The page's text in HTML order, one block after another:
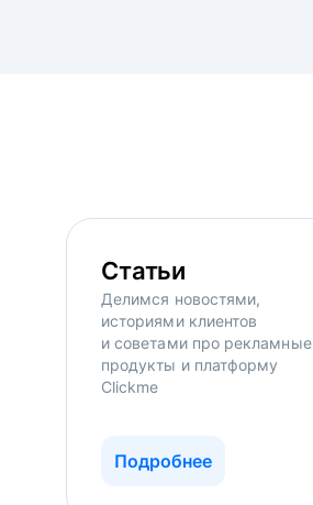
Статьи
Делимся новостями,
историями клиентов
и советами про рекламные
продукты и платформу
Clickme
Подробнее